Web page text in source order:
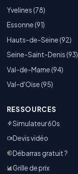
Yvelines (78)
Essonne (91)
Hauts-de-Seine (92)
Seine-Saint-Denis (93)
Val-de-Marne (94)
Val-d'Oise (95)
RESSOURCES
Simulateur 60s
Devis vidéo
Débarras gratuit ?
Grille de prix